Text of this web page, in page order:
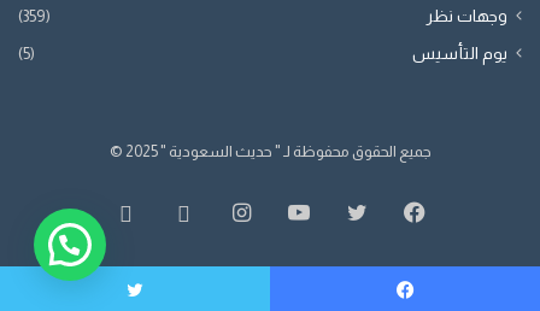
وجهات نظر (359)
يوم التأسيس (5)
جميع الحقوق محفوظة لـ " حديث السعودية " 2025 ©
فيسبوكتويتر يوتيوبانستقرامSnapChat
whatsapp